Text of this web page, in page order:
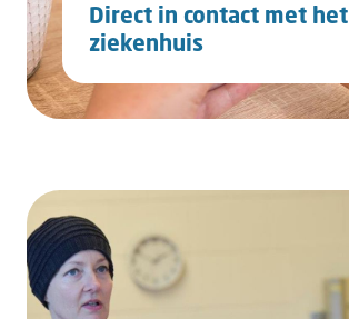
Direct in contact met het
ziekenhuis